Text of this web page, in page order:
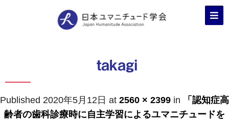
takagi
Published 2020年5月12日 at 2560 × 2399 in
「認知症高
齢者の歯科診療時に自主学習によるユマニチュードを